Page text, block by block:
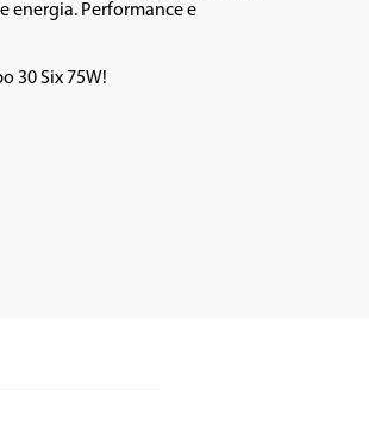
energia. Performance e
30 Six 75W!